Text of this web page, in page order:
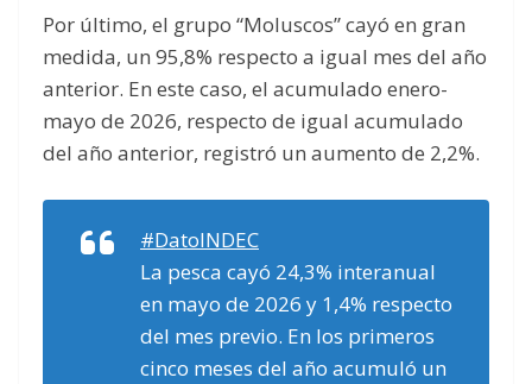
Por último, el grupo “Moluscos” cayó en gran
medida, un 95,8% respecto a igual mes del año
anterior. En este caso, el acumulado enero-
mayo de 2026, respecto de igual acumulado
del año anterior, registró un aumento de 2,2%.
#DatoINDEC
La pesca cayó 24,3% interanual
en mayo de 2026 y 1,4% respecto
del mes previo. En los primeros
cinco meses del año acumuló un